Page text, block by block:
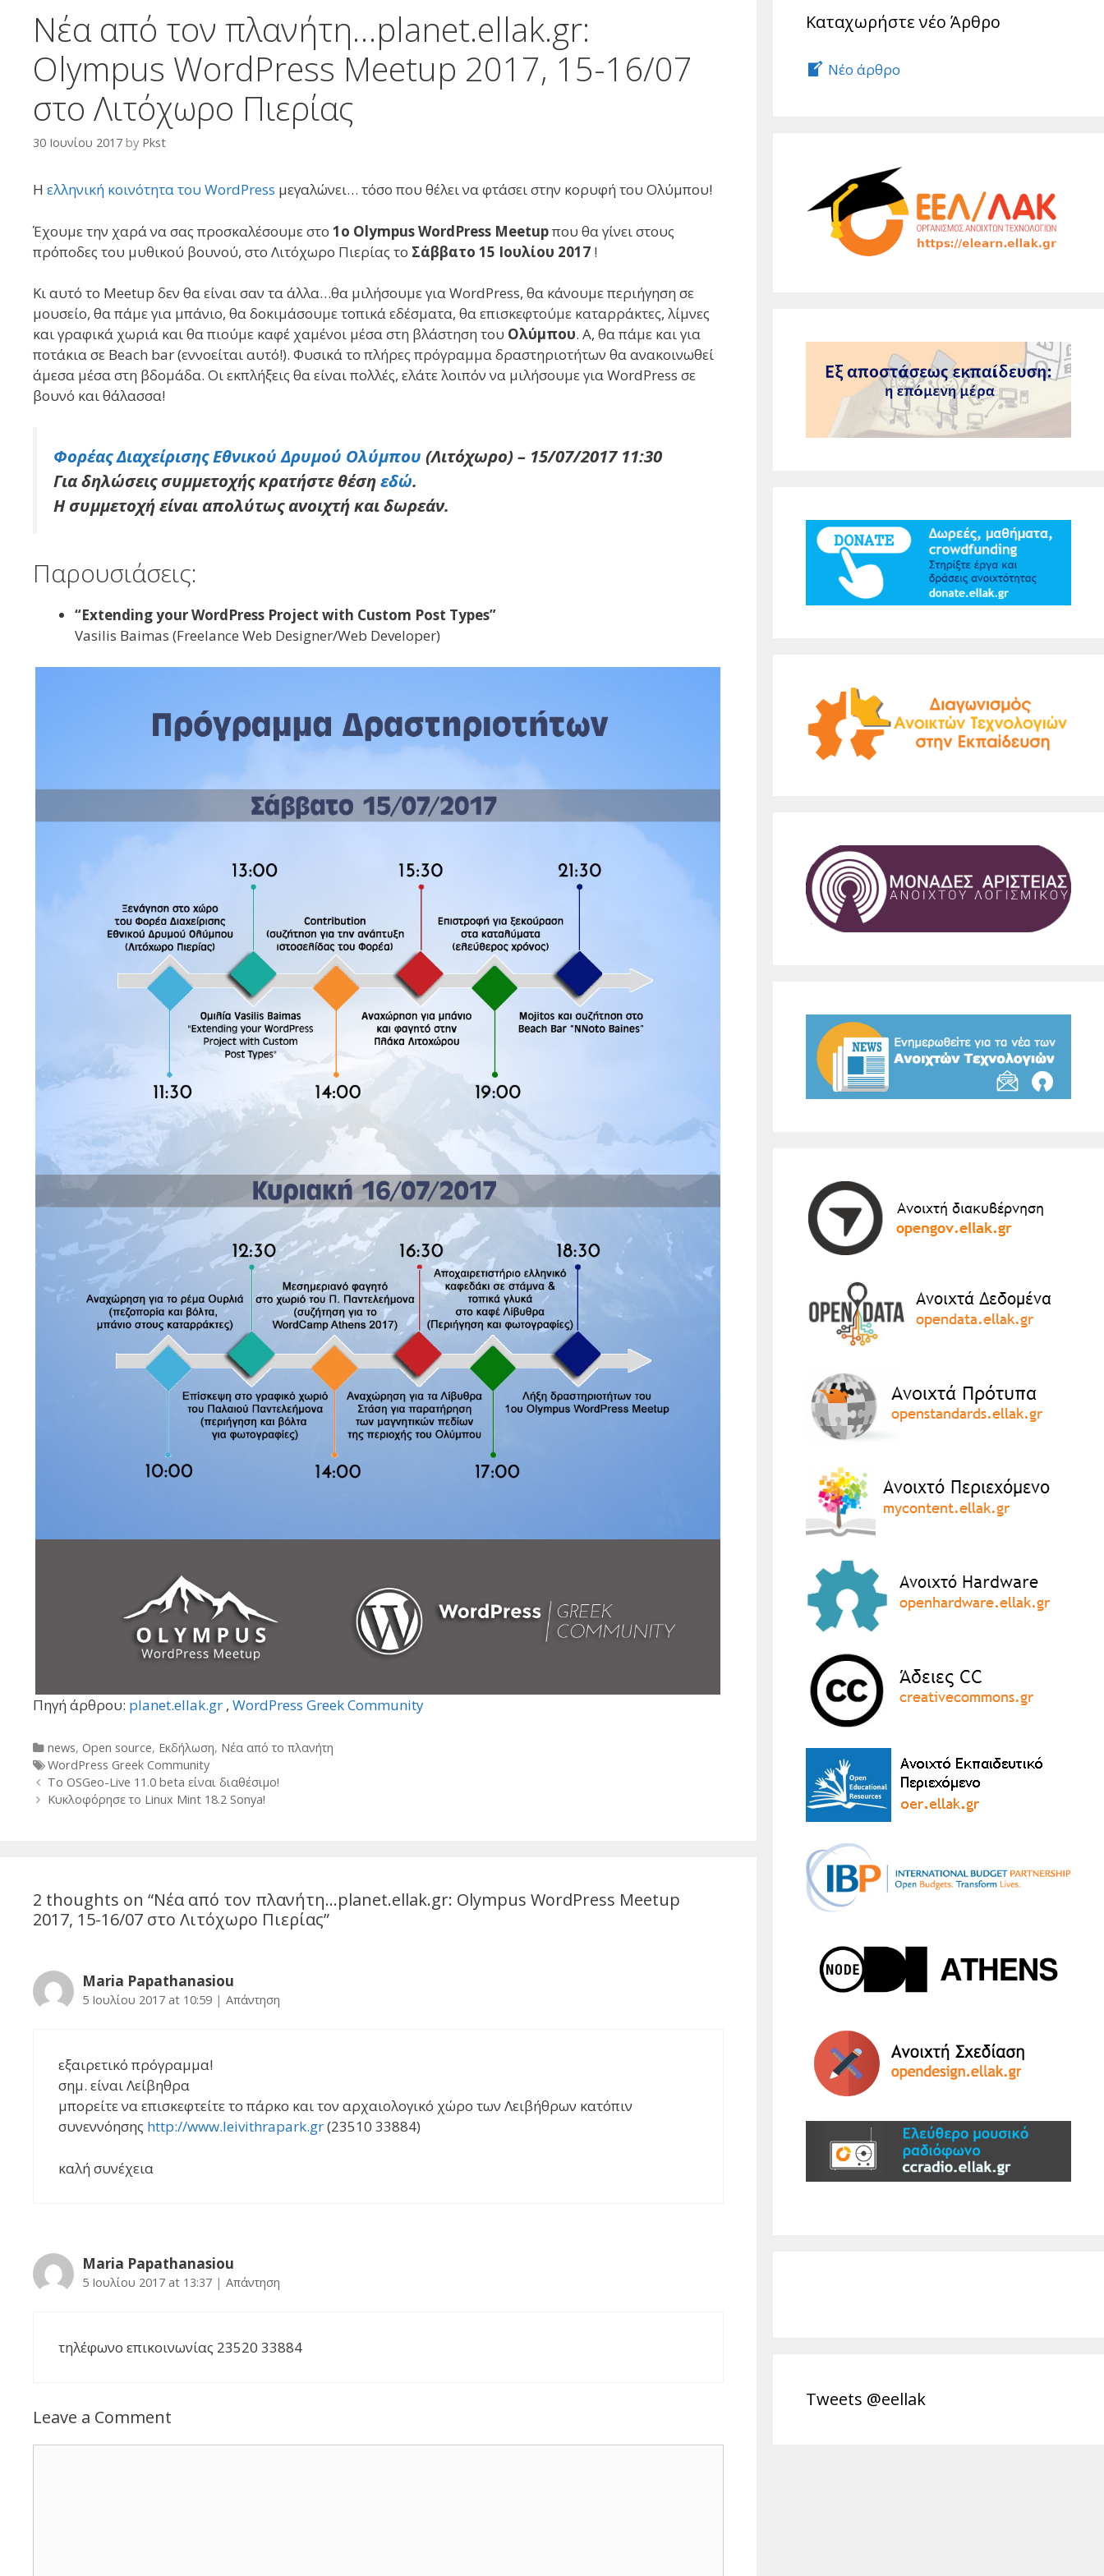
Νέα από τον πλανήτη…planet.ellak.gr:
Olympus WordPress Meetup 2017, 15-16/07
στο Λιτόχωρο Πιερίας
30 Ιουνίου 2017 by Pkst
Η ελληνική κοινότητα του WordPress μεγαλώνει… τόσο που θέλει να φτάσει στην κορυφή του Ολύμπου!
Έχουμε την χαρά να σας προσκαλέσουμε στο 1ο Olympus WordPress Meetupπου θα γίνει στους
πρόποδες του μυθικού βουνού, στο Λιτόχωρο Πιερίας το Σάββατο 15 Ιουλίου 2017 !
Κι αυτό το Μeetup δεν θα είναι σαν τα άλλα…θα μιλήσουμε για WordPress, θα κάνουμε περιήγηση σε
μουσείο, θα πάμε για μπάνιο, θα δοκιμάσουμε τοπικά εδέσματα, θα επισκεφτούμε καταρράκτες, λίμνες
και γραφικά χωριά και θα πιούμε καφέ χαμένοι μέσα στη βλάστηση του Ολύμπου. Α, θα πάμε και για
ποτάκια σε Beach bar (εννοείται αυτό!). Φυσικά το πλήρες πρόγραμμα δραστηριοτήτων θα ανακοινωθεί
άμεσα μέσα στη βδομάδα. Oι εκπλήξεις θα είναι πολλές, ελάτε λοιπόν να μιλήσουμε για WordPress σε
βουνό και θάλασσα!
Φορέας Διαχείρισης Εθνικού Δρυμού Ολύμπου (Λιτόχωρο) – 15/07/2017 11:30
Για δηλώσεις συμμετοχής κρατήστε θέσηεδώ.
Η συμμετοχή είναι απολύτως ανοιχτή και δωρεάν.
Παρουσιάσεις:
“Extending your WordPress Project with Custom Post Types”
Vasilis Baimas (Freelance Web Designer/Web Developer)
Πηγή άρθρου: planet.ellak.gr , WordPress Greek Community
Categories
news, Open source, Εκδήλωση, Νέα από το πλανήτη
Tags
WordPress Greek Community
Post
navigation
Το OSGeo-Live 11.0 beta είναι διαθέσιμο!
Κυκλοφόρησε το Linux Mint 18.2 Sonya!
2 thoughts on “Νέα από τον πλανήτη…planet.ellak.gr: Olympus WordPress Meetup
2017, 15-16/07 στο Λιτόχωρο Πιερίας”
Maria Papathanasiou
5 Ιουλίου 2017 at 10:59 | Απάντηση
εξαιρετικό πρόγραμμα!
σημ. είναι Λείβηθρα
μπορείτε να επισκεφτείτε το πάρκο και τον αρχαιολογικό χώρο των Λειβήθρων κατόπιν
συνεννόησης http://www.leivithrapark.gr(23510 33884)
καλή συνέχεια
Maria Papathanasiou
5 Ιουλίου 2017 at 13:37 | Απάντηση
τηλέφωνο επικοινωνίας 23520 33884
Leave a Comment
Καταχωρήστε νέο Άρθρο
Νέο άρθρο
Tweets @eellak